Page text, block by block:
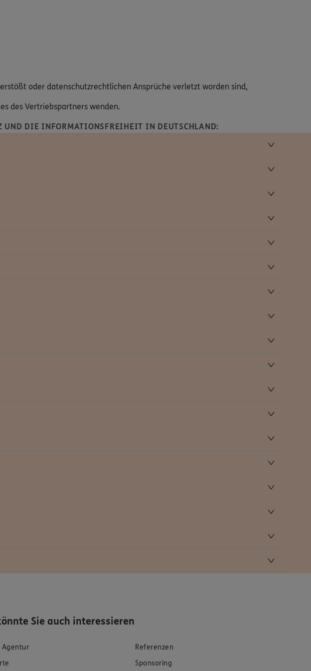
oder datenschutzrechtlichen Ansprüche verletzt worden sind,
des Vertriebspartners wenden.
UND DIE INFORMATIONSFREIHEIT IN DEUTSCHLAND:
Sie auch interessieren
Agentur
Referenzen
Sponsoring